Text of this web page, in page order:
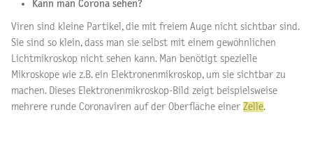
Kann man Corona sehen?
Viren sind kleine Partikel, die mit freiem Auge nicht sichtbar sind.
Sie sind so klein, dass man sie selbst mit einem gewöhnlichen
Lichtmikroskop nicht sehen kann. Man benötigt spezielle
Mikroskope wie z.B. ein Elektronenmikroskop, um sie sichtbar zu
machen. Dieses Elektronenmikroskop-Bild zeigt beispielsweise
mehrere runde Coronaviren auf der Oberfläche einer Zelle.